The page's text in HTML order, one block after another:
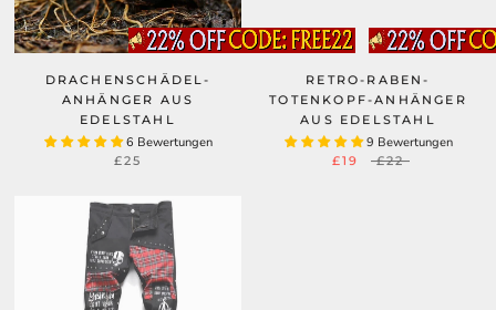
DRACHENSCHÄDEL-
ANHÄNGER AUS
EDELSTAHL
6 Bewertungen
£25
RETRO-RABEN-
TOTENKOPF-ANHÄNGER
AUS EDELSTAHL
9 Bewertungen
£19 £22